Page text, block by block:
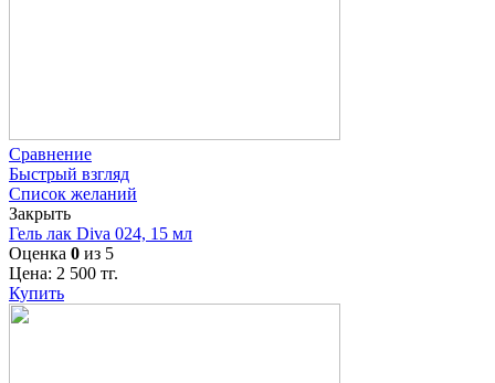
Сравнение
Быстрый взгляд
Список желаний
Закрыть
Гель лак Diva 024, 15 мл
Оценка 0 из 5
Цена: 2 500 тг.
Купить